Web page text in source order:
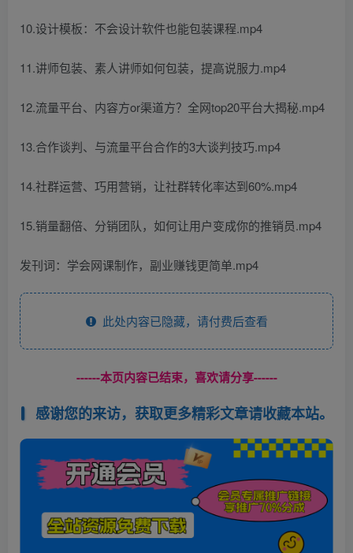
10.设计模板：不会设计软件也能包装课程.mp4
11.讲师包装、素人讲师如何包装，提高说服力.mp4
12.流量平台、内容方or渠道方？全网top20平台大揭秘.mp4
13.合作谈判、与流量平台合作的3大谈判技巧.mp4
14.社群运营、巧用营销，让社群转化率达到60%.mp4
15.销量翻倍、分销团队，如何让用户变成你的推销员.mp4
发刊词：学会网课制作，副业赚钱更简单.mp4
此处内容已隐藏，请付费后查看
------本页内容已结束，喜欢请分享------
感谢您的来访，获取更多精彩文章请收藏本站。